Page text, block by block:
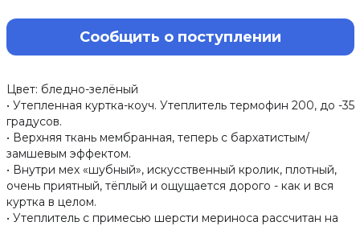
Сообщить о поступлении
Цвет: бледно-зелёный
• Утепленная куртка-коуч. Утеплитель термофин 200, до -35
градусов.
• Верхняя ткань мембранная, теперь с бархатистым/
замшевым эффектом.
• Внутри мех «шубный», искусственный кролик, плотный,
очень приятный, тёплый и ощущается дорого - как и вся
куртка в целом.
• Утеплитель с примесью шерсти мериноса рассчитан на